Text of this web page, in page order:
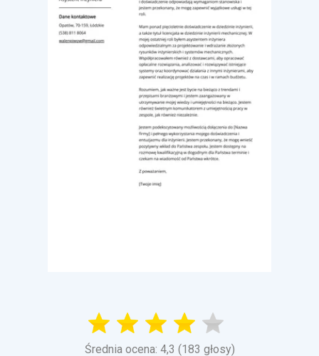
Średnia ocena: 4,3 (183 głosy)